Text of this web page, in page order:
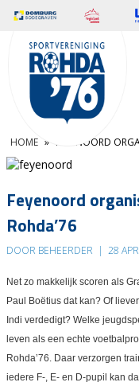
HOME » FEYENOORD
Feyenoord
Rohda’76
DOOR BEHEERDER | 28
Net zo makkelijk scoren als
Paul Boëtius dat kan? Of
Indi verdedigt? Welke
leven als een echte
Rohda’76. Daar verzorgen
iedere F-, E- en D-pupil kan